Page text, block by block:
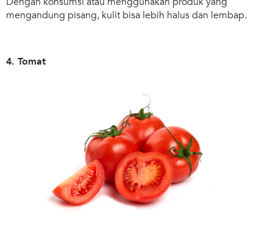
mengandung pisang, kulit bisa lebih halus dan lembap.
4. Tomat